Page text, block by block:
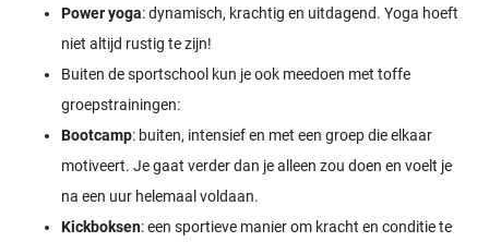
Power yoga: dynamisch, krachtig en uitdagend. Yoga hoeft
niet altijd rustig te zijn!
Buiten de sportschool kun je ook meedoen met toffe
groepstrainingen:
Bootcamp: buiten, intensief en met een groep die elkaar
motiveert. Je gaat verder dan je alleen zou doen en voelt je
na een uur helemaal voldaan.
Kickboksen: een sportieve manier om kracht en conditie te